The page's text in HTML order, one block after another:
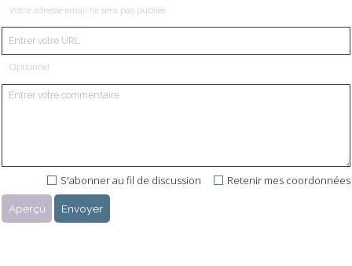
Votre adresse email ne sera pas publiée
Optionnel
Retenir mes coordonnées
S'abonner au fil de discussion